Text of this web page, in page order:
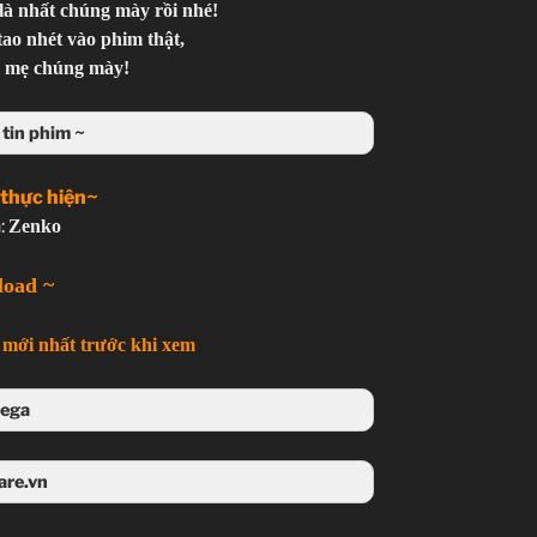
nhất chúng mày rồi nhé!
nhét vào phim thật,
chúng mày!
phim ~
hiện~
Zenko
~
nhất trước khi xem